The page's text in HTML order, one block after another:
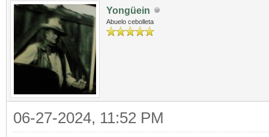
Yongüein
Abuelo cebolleta
06-27-2024, 11:52 PM